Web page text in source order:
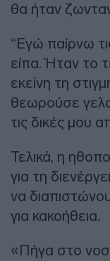
θα ήταν
“Εγώ παίρνω
είπα. Ήταν το
εκείνη τη
θεωρούσε
τις δικές μου
Τελικά, η
για τη
να
για κακοήθεια.
«Πήγα στο